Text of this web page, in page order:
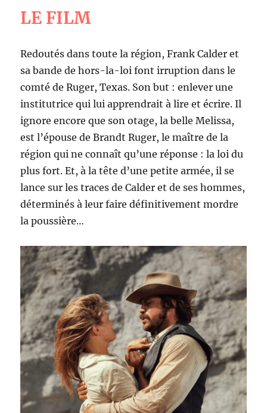
LE FILM
Redoutés dans toute la région, Frank Calder et
sa bande de hors-la-loi font irruption dans le
comté de Ruger, Texas. Son but : enlever une
institutrice qui lui apprendrait à lire et écrire. Il
ignore encore que son otage, la belle Melissa,
est l’épouse de Brandt Ruger, le maître de la
région qui ne connaît qu’une réponse : la loi du
plus fort. Et, à la tête d’une petite armée, il se
lance sur les traces de Calder et de ses hommes,
déterminés à leur faire définitivement mordre
la poussière…